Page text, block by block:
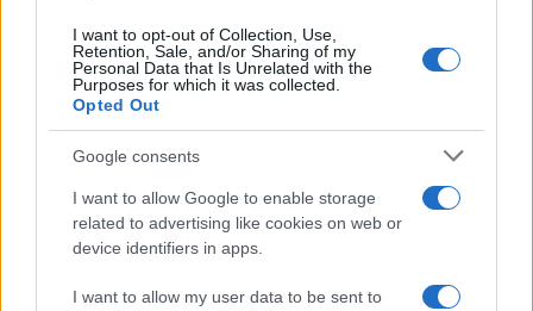
I want to opt-out of Collection, Use,
Retention, Sale, and/or Sharing of my
Personal Data that Is Unrelated with the
Purposes for which it was collected.
Opted Out
Google consents
I want to allow Google to enable storage
related to advertising like cookies on web or
device identifiers in apps.
I want to allow my user data to be sent to